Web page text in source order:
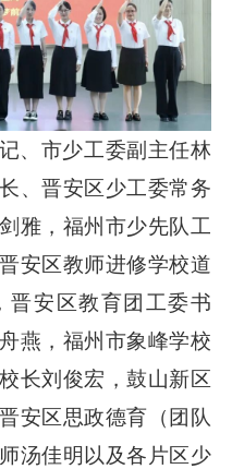
、市少工委副主任林
、晋安区少工委常务
雅，福州市少先队工
安区教师进修学校道
晋安区教育团工委书
燕，福州市象峰学校
长刘俊宏，鼓山新区
安区思政德育（团队
汤佳明以及各片区少